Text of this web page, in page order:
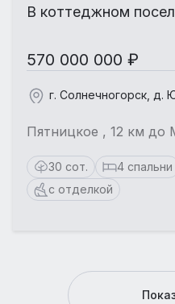
В коттеджном
570 000 000 ₽
г. Солнечногорск, д.
Пятницкое , 12 км
30 сот. 4 спальни
с отделкой